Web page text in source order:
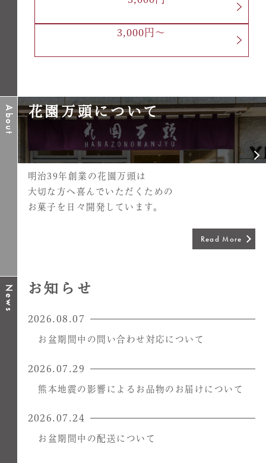
3,000円～
About 花園万頭について
明治39年創業の花園万頭は
大切な方へ 喜んでいただくための
お菓子を日々開発しています。
Read More
News お知らせ
2026.08.07
お盆期間中の問い合わせ対応について
2026.07.29
熊本地震の影響によるお品物のお届けについて
2026.07.24
お盆期間中の配送について